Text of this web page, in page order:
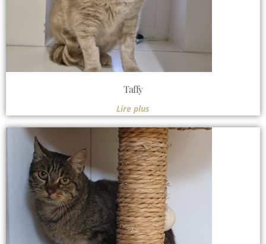
Taffy
Lire plus